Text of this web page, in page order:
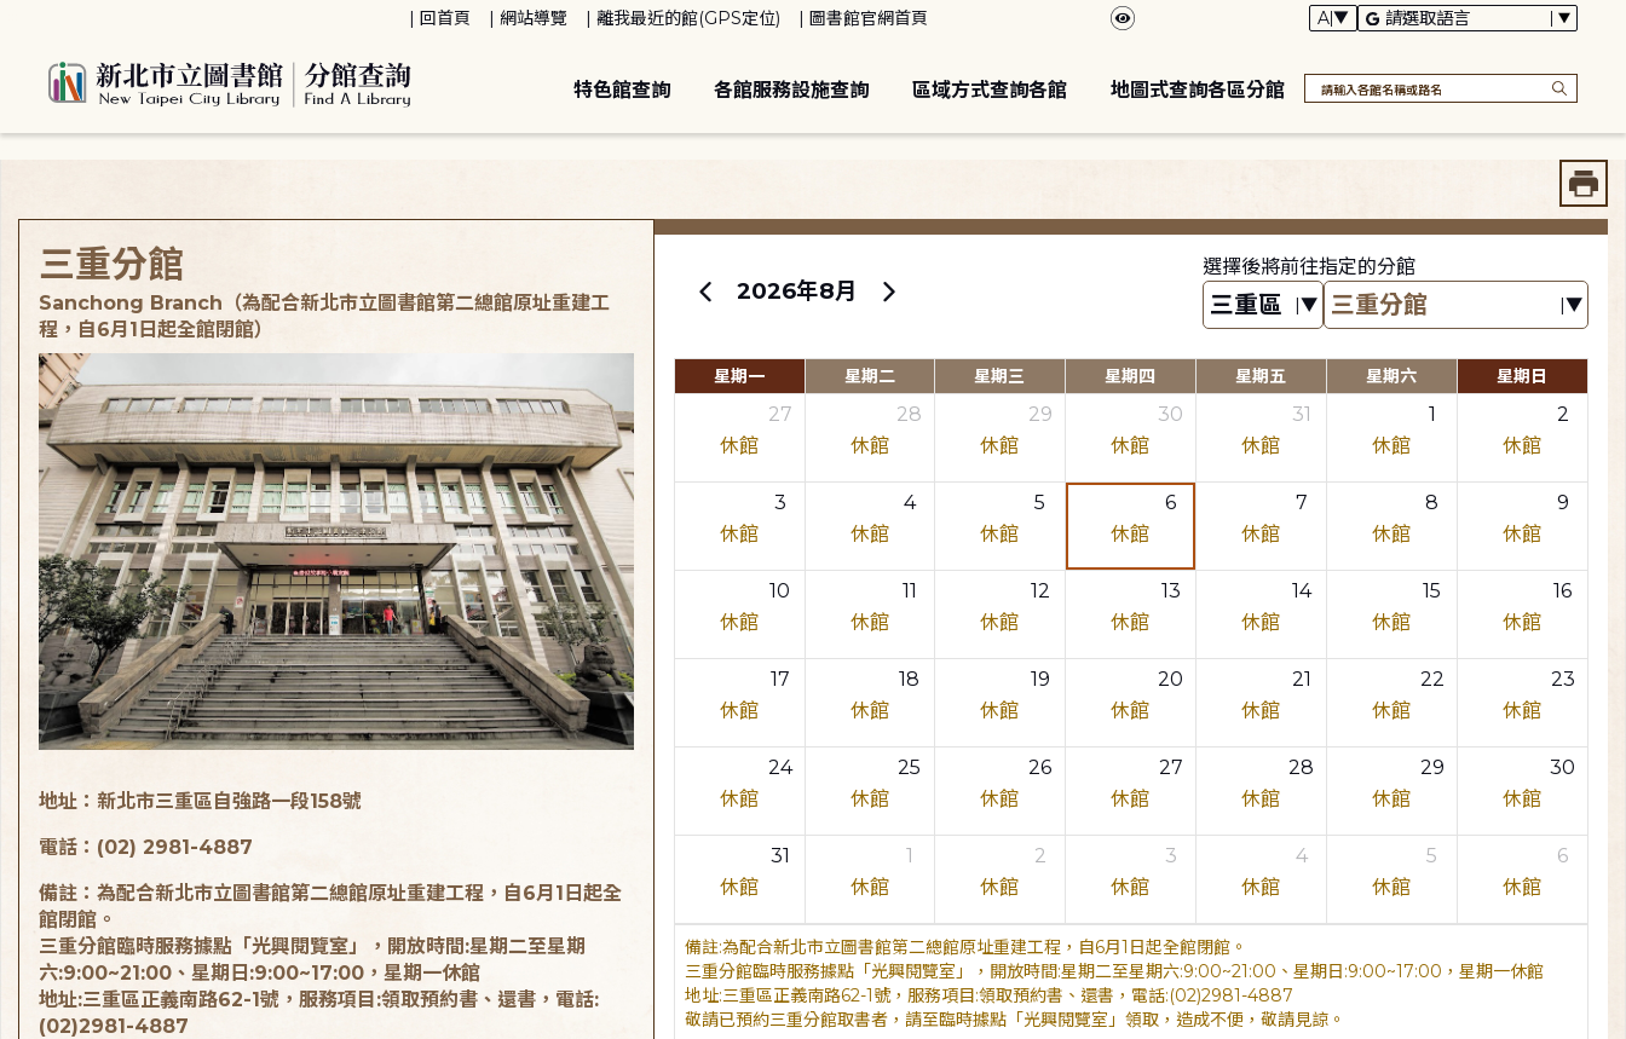
回首頁 網站導覽 離我最近的館(GPS定位) 圖書館官網首頁
特色館查詢 各館服務設施查詢 區域方式查詢各館 地圖式查詢各區分館
2026年8月
選擇後將前往指定的分館
星期一 星期二 星期三 星期四 星期五 星期六 星期日
27
休館
28
休館
29
休館
30
休館
31
休館
1
休館
2
休館
3
休館
4
休館
5
休館
6
休館
7
休館
8
休館
9
休館
10
休館
11
休館
12
休館
13
休館
14
休館
15
休館
16
休館
17
休館
18
休館
19
休館
20
休館
21
休館
22
休館
23
休館
24
休館
25
休館
26
休館
27
休館
28
休館
29
休館
30
休館
31
休館
1
休館
2
休館
3
休館
4
休館
5
休館
6
休館
為配合新北市立圖書館第二總館原址重建工程，自6月1日起全館閉館。
三重分館臨時服務據點「光興閱覽室」，開放時間:星期二至星期六:9:00~21:00、星期日:9:00~17:00，星期一休館
地址:三重區正義南路62-1號，服務項目:領取預約書、還書，電話:(02)2981-4887
敬請已預約三重分館取書者，請至臨時據點「光興閱覽室」領取，造成不便，敬請見諒。
三重分館
Sanchong Branch（為配合新北市立圖書館第二總館原址重建工
程，自6月1日起全館閉館）
地址：新北市三重區自強路一段158號
電話：(02) 2981-4887
備註：為配合新北市立圖書館第二總館原址重建工程，自6月1日起全
館閉館。
三重分館臨時服務據點「光興閱覽室」，開放時間:星期二至星期
六:9:00~21:00、星期日:9:00~17:00，星期一休館
地址:三重區正義南路62-1號，服務項目:領取預約書、還書，電話:
(02)2981-4887